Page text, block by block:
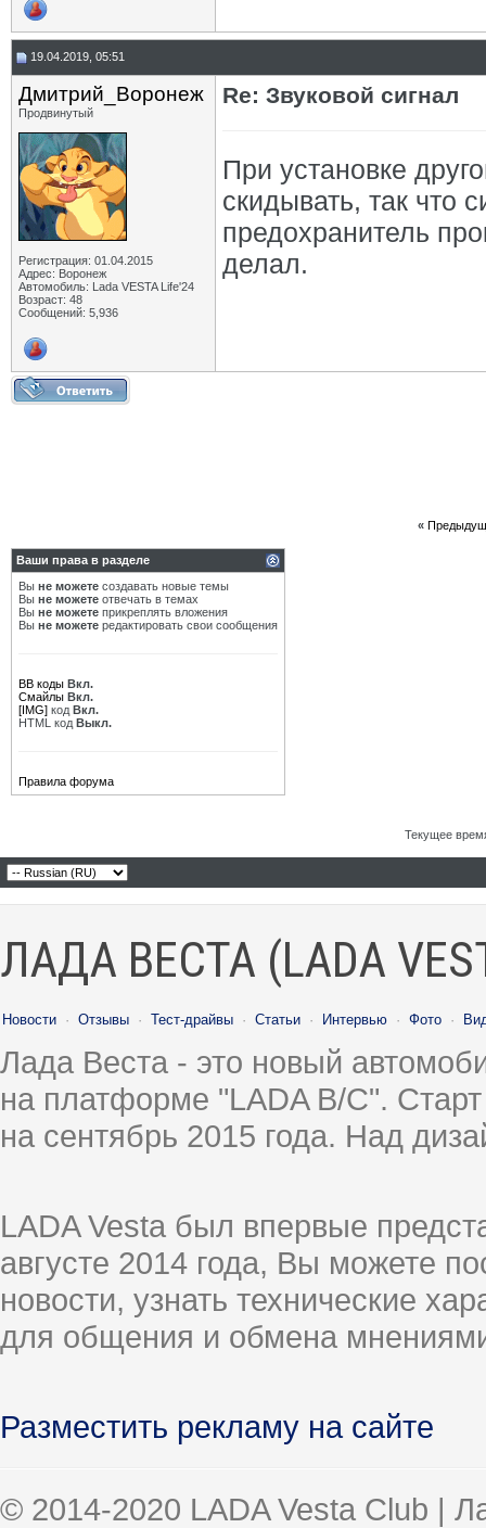
19.04.2019, 05:51
Дмитрий_Воронеж
Продвинутый
Регистрация: 01.04.2015
Адрес: Воронеж
Автомобиль: Lada VESTA Life'24
Возраст: 48
Сообщений: 5,936
Re: Звуковой сигнал
При установке
скидывать, так что
предохранитель
делал.
«
Ваши права в разделе
Вы не можете создавать новые темы
Вы не можете отвечать в темах
Вы не можете прикреплять вложения
Вы не можете редактировать свои сообщения
BB коды Вкл.
Смайлы Вкл.
[IMG] код Вкл.
HTML код Выкл.
Правила форума
Текущее
ЛАДА ВЕСТА (LADA
Новости · Отзывы · Тест-драйвы · Статьи · Интервью · Фото ·
Лада Веста - это новый
на платформе "LADA B/C".
на сентябрь 2015 года. Над
LADA Vesta был впервые
августе 2014 года, Вы можете
новости, узнать технические
для общения и обмена
Разместить рекламу на сайте
© 2014-2020 LADA Vesta Club |